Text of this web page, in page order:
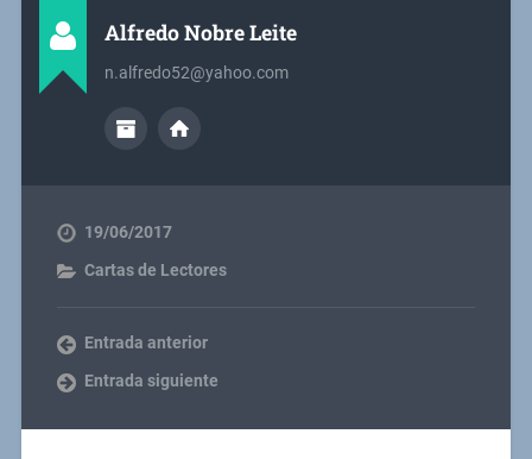
Alfredo Nobre Leite
n.alfredo52@yahoo.com
19/06/2017
Cartas de Lectores
Entrada anterior
Entrada siguiente